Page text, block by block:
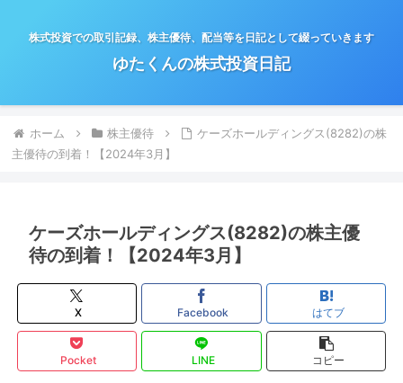
株式投資での取引記録、株主優待、配当等を日記として綴っていきます
ゆたくんの株式投資日記
ホーム 株主優待
ケーズホールディングス(8282)の株
主優待の到着！【2024年3月】
ケーズホールディングス(8282)の株主優
待の到着！【2024年3月】
X Facebook はてブ
Pocket LINE コピー